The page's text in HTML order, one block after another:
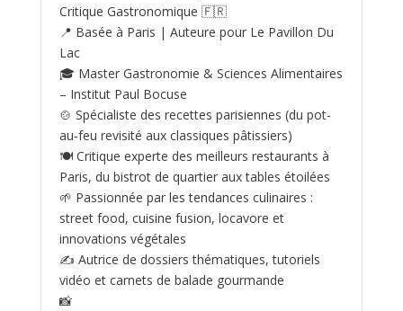
Critique Gastronomique 🇫🇷
📍 Basée à Paris | Auteure pour Le Pavillon Du
Lac
🎓 Master Gastronomie & Sciences Alimentaires
– Institut Paul Bocuse
🍲 Spécialiste des recettes parisiennes (du pot-
au‑feu revisité aux classiques pâtissiers)
🍽️ Critique experte des meilleurs restaurants à
Paris, du bistrot de quartier aux tables étoilées
🌱 Passionnée par les tendances culinaires :
street food, cuisine fusion, locavore et
innovations végétales
✍️ Autrice de dossiers thématiques, tutoriels
vidéo et carnets de balade gourmande
📸